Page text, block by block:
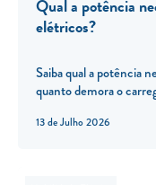
13 de Julho 2026
Qual a potência
elétricos?
Saiba qual a potência
quanto demora o